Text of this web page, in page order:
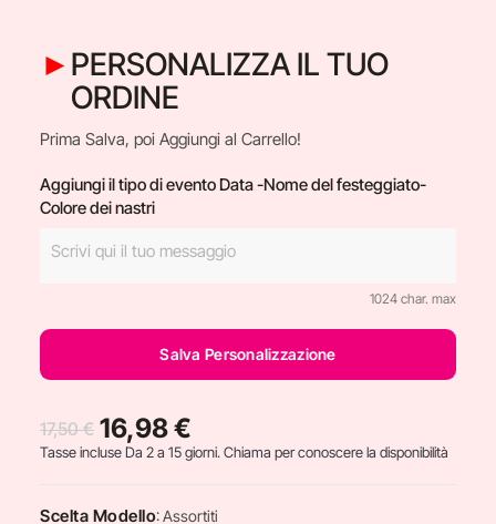
PERSONALIZZA IL TUO
ORDINE
Prima Salva, poi Aggiungi al Carrello!
Aggiungi il tipo di evento Data -Nome del festeggiato-
Colore dei nastri
1024 char. max
Salva Personalizzazione
17,50 € 16,98 €
Tasse incluseDa 2 a 15 giorni. Chiama per conoscere la disponibilità
Scelta Modello: Assortiti